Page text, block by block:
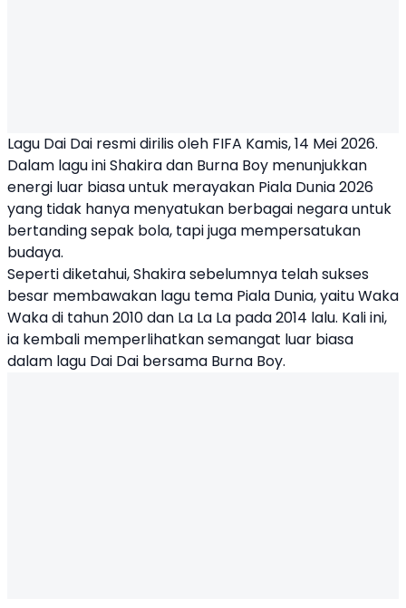
Lagu Dai Dai resmi dirilis oleh FIFA Kamis, 14 Mei 2026.
Dalam lagu ini Shakira dan Burna Boy menunjukkan
energi luar biasa untuk merayakan Piala Dunia 2026
yang tidak hanya menyatukan berbagai negara untuk
bertanding sepak bola, tapi juga mempersatukan
budaya.
Seperti diketahui, Shakira sebelumnya telah sukses
besar membawakan lagu tema Piala Dunia, yaitu Waka
Waka di tahun 2010 dan La La La pada 2014 lalu. Kali ini,
ia kembali memperlihatkan semangat luar biasa
dalam lagu Dai Dai bersama Burna Boy.